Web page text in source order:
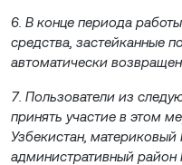
6. В конце периода
средства, застейканные
автоматически
7. Пользователи из
принять участие в этом
Узбекистан,
административный район